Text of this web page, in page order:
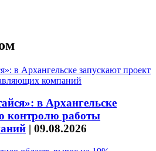
в Архангельске
контролю работы
| 09.08.2026